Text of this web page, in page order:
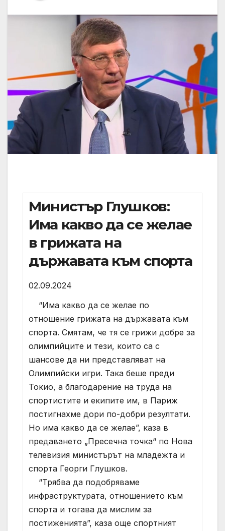
Министър Глушков:
Има какво да се желае
в грижата на
държавата към спорта
02.09.2024
“Има какво да се желае по
отношение грижата на държавата към
спорта. Смятам, че тя се грижи добре за
олимпийците и тези, които са с
шансове да ни представляват на
Олимпийски игри. Така беше преди
Токио, а благодарение на труда на
спортистите и екипите им, в Париж
постигнахме дори по-добри резултати.
Но има какво да се желае”, каза в
предаването „Пресечна точка“ по Нова
телевизия министърът на младежта и
спорта Георги Глушков.
“Трябва да подобряваме
инфраструктурата, отношението към
спорта и тогава да мислим за
постиженията”, каза още спортният